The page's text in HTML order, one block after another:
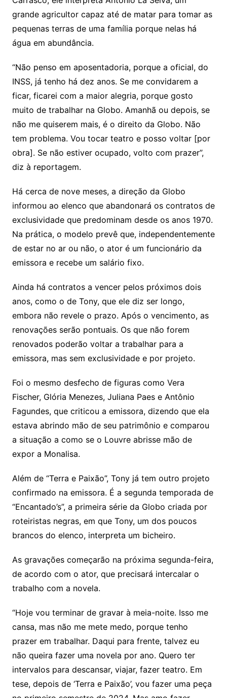
grande agricultor capaz até de matar para tomar as
pequenas terras de uma família porque nelas há
água em abundância.
“Não penso em aposentadoria, porque a oficial, do
INSS, já tenho há dez anos. Se me convidarem a
ficar, ficarei com a maior alegria, porque gosto
muito de trabalhar na Globo. Amanhã ou depois, se
não me quiserem mais, é o direito da Globo. Não
tem problema. Vou tocar teatro e posso voltar [por
obra]. Se não estiver ocupado, volto com prazer”,
diz à reportagem.
Há cerca de nove meses, a direção da Globo
informou ao elenco que abandonará os contratos de
exclusividade que predominam desde os anos 1970.
Na prática, o modelo prevê que, independentemente
de estar no ar ou não, o ator é um funcionário da
emissora e recebe um salário fixo.
Ainda há contratos a vencer pelos próximos dois
anos, como o de Tony, que ele diz ser longo,
embora não revele o prazo. Após o vencimento, as
renovações serão pontuais. Os que não forem
renovados poderão voltar a trabalhar para a
emissora, mas sem exclusividade e por projeto.
Foi o mesmo desfecho de figuras como Vera
Fischer, Glória Menezes, Juliana Paes e Antônio
Fagundes, que criticou a emissora, dizendo que ela
estava abrindo mão de seu patrimônio e comparou
a situação a como se o Louvre abrisse mão de
expor a Monalisa.
Além de “Terra e Paixão”, Tony já tem outro projeto
confirmado na emissora. É a segunda temporada de
“Encantado’s”, a primeira série da Globo criada por
roteiristas negras, em que Tony, um dos poucos
brancos do elenco, interpreta um bicheiro.
As gravações começarão na próxima segunda-feira,
de acordo com o ator, que precisará intercalar o
trabalho com a novela.
“Hoje vou terminar de gravar à meia-noite. Isso me
cansa, mas não me mete medo, porque tenho
prazer em trabalhar. Daqui para frente, talvez eu
não queira fazer uma novela por ano. Quero ter
intervalos para descansar, viajar, fazer teatro. Em
tese, depois de ‘Terra e Paixão’, vou fazer uma peça